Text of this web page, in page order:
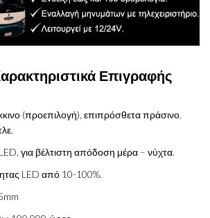
Επιγραφής
(προεπιλογή), επιπρόσθετα πράσινο,
για βέλτιστη απόδοση μέρα – νύχτα.
LED από 10-100%.